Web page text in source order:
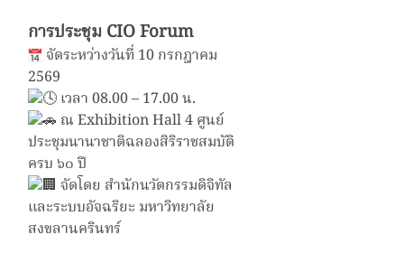
การประชุม CIO Forum
จัดระหว่างวันที่ 10 กรกฎาคม
2569
เวลา 08.00 – 17.00 น.
ณ Exhibition Hall 4 ศูนย์
ประชุมนานาชาติฉลองสิริราชสมบัติ
ครบ ๖๐ ปี
จัดโดย สำนักนวัตกรรมดิจิทัล
และระบบอัจฉริยะ มหาวิทยาลัย
สงขลานครินทร์